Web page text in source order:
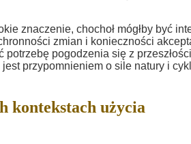
znaczenie, chochoł mógłby być
zmian i konieczności
potrzebę pogodzenia się z
jest przypomnieniem o sile natury i
kontekstach użycia